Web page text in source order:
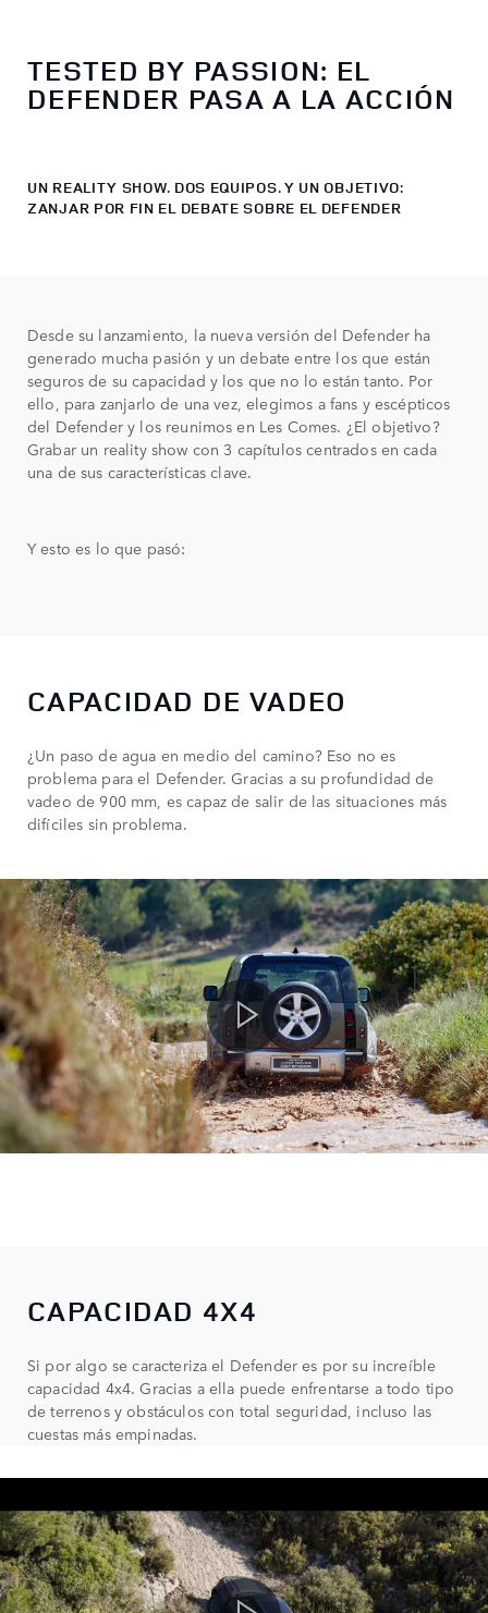
TESTED BY PASSION: EL
DEFENDER PASA A LA ACCIÓN
UN REALITY SHOW. DOS EQUIPOS. Y UN OBJETIVO:
ZANJAR POR FIN EL DEBATE SOBRE EL DEFENDER
Desde su lanzamiento, la nueva versión del Defender ha
generado mucha pasión y un debate entre los que están
seguros de su capacidad y los que no lo están tanto. Por
ello, para zanjarlo de una vez, elegimos a fans y escépticos
del Defender y los reunimos en Les Comes. ¿El objetivo?
Grabar un reality show con 3 capítulos centrados en cada
una de sus características clave.
Y esto es lo que pasó:
CAPACIDAD DE VADEO
¿Un paso de agua en medio del camino? Eso no es
problema para el Defender. Gracias a su profundidad de
vadeo de 900 mm, es capaz de salir de las situaciones más
difíciles sin problema.
CAPACIDAD 4X4
Si por algo se caracteriza el Defender es por su increíble
capacidad 4x4. Gracias a ella puede enfrentarse a todo tipo
de terrenos y obstáculos con total seguridad, incluso las
cuestas más empinadas.